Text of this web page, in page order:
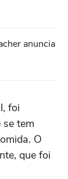
anuncia
foi
tem
O
que foi